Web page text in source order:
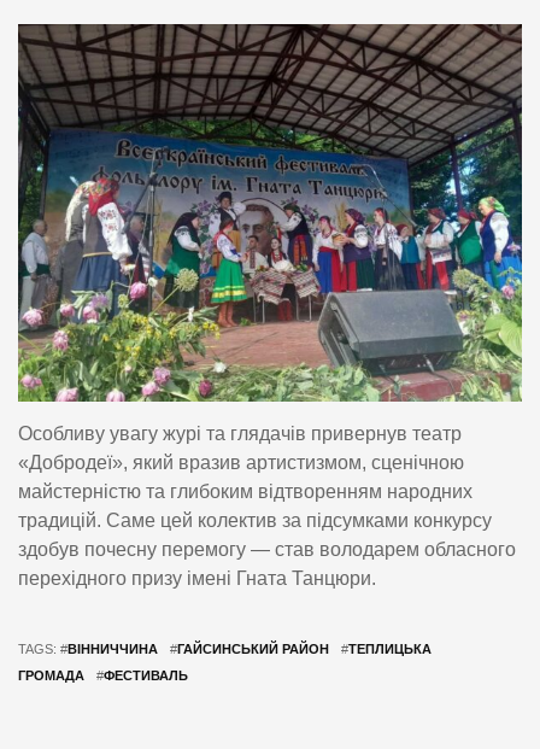
Особливу увагу журі та глядачів привернув театр
«Добродеї», який вразив артистизмом, сценічною
майстерністю та глибоким відтворенням народних
традицій. Саме цей колектив за підсумками конкурсу
здобув почесну перемогу — став володарем обласного
перехідного призу імені Гната Танцюри.
TAGS: #ВІННИЧЧИНА #ГАЙСИНСЬКИЙ РАЙОН #ТЕПЛИЦЬКА
ГРОМАДА
#ФЕСТИВАЛЬ